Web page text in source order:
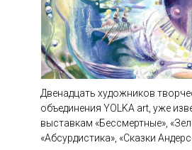
...
Двенадцать художников
объединения YOLKA art, уже
выставкам «Бессмертные»,
«Абсурдистика», «Сказки
Арт-проект